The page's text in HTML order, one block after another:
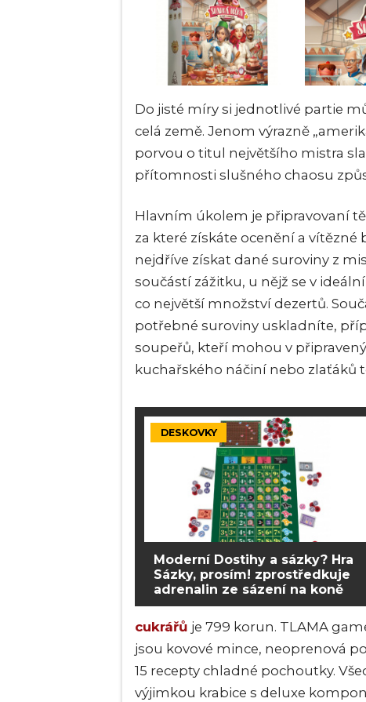
Do jisté míry si jednotlivé partie
celá země. Jenom výrazně
porvou o titul největšího mistra
přítomnosti slušného chaosu
Hlavním úkolem je připravovaní
za které získáte ocenění a
nejdříve získat dané suroviny z
součástí zážitku, u nějž se v
co největší množství dezertů.
potřebné suroviny uskladníte,
soupeřů, kteří mohou v
kuchařského náčiní nebo zlaťáků
DESKOVKY
Moderní Dostihy a sázky? Hra
Sázky, prosím! zprostředkuje
adrenalin ze sázení na koně
cukrářů je 799 korun. TLAMA
jsou kovové mince, neoprenová
15 recepty chladné pochoutky.
výjimkou krabice s deluxe